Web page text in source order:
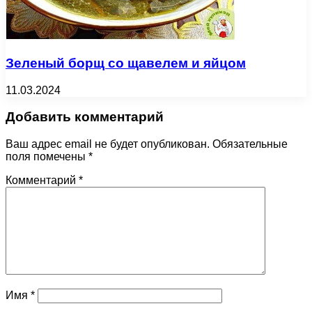
Зеленый борщ со щавелем и яйцом
11.03.2024
Добавить комментарий
Ваш адрес email не будет опубликован. Обязательные
поля помечены *
Комментарий *
Имя *